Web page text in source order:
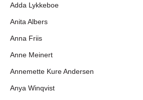
Adda Lykkeboe
Anita Albers
Anna Friis
Anne Meinert
Annemette Kure Andersen
Anya Winqvist